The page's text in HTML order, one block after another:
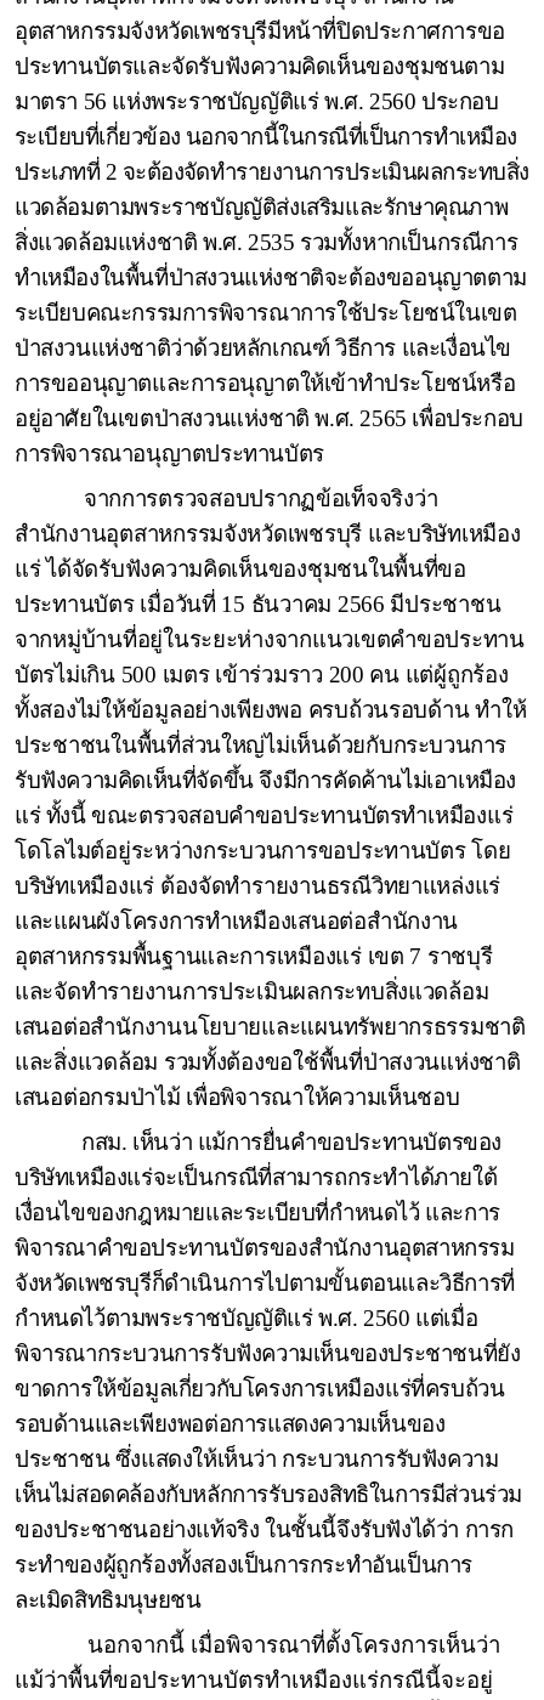
อุตสาหกรรมจังหวัดเพชรบุรีมีหน้าที่ปิดประกาศการขอ
ประทานบัตรและจัดรับฟังความคิดเห็นของชุมชนตาม
มาตรา 56 แห่งพระราชบัญญัติแร่ พ.ศ. 2560 ประกอบ
ระเบียบที่เกี่ยวข้อง นอกจากนี้ในกรณีที่เป็นการทำเหมือง
ประเภทที่ 2 จะต้องจัดทำรายงานการประเมินผลกระทบสิ่ง
แวดล้อมตามพระราชบัญญัติส่งเสริมและรักษาคุณภาพ
สิ่งแวดล้อมแห่งชาติ พ.ศ. 2535 รวมทั้งหากเป็นกรณีการ
ทำเหมืองในพื้นที่ป่าสงวนแห่งชาติจะต้องขออนุญาตตาม
ระเบียบคณะกรรมการพิจารณาการใช้ประโยชน์ในเขต
ป่าสงวนแห่งชาติว่าด้วยหลักเกณฑ์ วิธีการ และเงื่อนไข
การขออนุญาตและการอนุญาตให้เข้าทำประโยชน์หรือ
อยู่อาศัยในเขตป่าสงวนแห่งชาติ พ.ศ. 2565 เพื่อประกอบ
การพิจารณาอนุญาตประทานบัตร
จากการตรวจสอบปรากฏข้อเท็จจริงว่า
สำนักงานอุตสาหกรรมจังหวัดเพชรบุรี และบริษัทเหมือง
แร่ ได้จัดรับฟังความคิดเห็นของชุมชนในพื้นที่ขอ
ประทานบัตร เมื่อวันที่ 15 ธันวาคม 2566 มีประชาชน
จากหมู่บ้านที่อยู่ในระยะห่างจากแนวเขตคำขอประทาน
บัตรไม่เกิน 500 เมตร เข้าร่วมราว 200 คน แต่ผู้ถูกร้อง
ทั้งสองไม่ให้ข้อมูลอย่างเพียงพอ ครบถ้วนรอบด้าน ทำให้
ประชาชนในพื้นที่ส่วนใหญ่ไม่เห็นด้วยกับกระบวนการ
รับฟังความคิดเห็นที่จัดขึ้น จึงมีการคัดค้านไม่เอาเหมือง
แร่ ทั้งนี้ ขณะตรวจสอบคำขอประทานบัตรทำเหมืองแร่
โดโลไมต์อยู่ระหว่างกระบวนการขอประทานบัตร โดย
บริษัทเหมืองแร่ ต้องจัดทำรายงานธรณีวิทยาแหล่งแร่
และแผนผังโครงการทำเหมืองเสนอต่อสำนักงาน
อุตสาหกรรมพื้นฐานและการเหมืองแร่ เขต 7 ราชบุรี
และจัดทำรายงานการประเมินผลกระทบสิ่งแวดล้อม
เสนอต่อสำนักงานนโยบายและแผนทรัพยากรธรรมชาติ
และสิ่งแวดล้อม รวมทั้งต้องขอใช้พื้นที่ป่าสงวนแห่งชาติ
เสนอต่อกรมป่าไม้ เพื่อพิจารณาให้ความเห็นชอบ
กสม. เห็นว่า แม้การยื่นคำขอประทานบัตรของ
บริษัทเหมืองแร่จะเป็นกรณีที่สามารถกระทำได้ภายใต้
เงื่อนไขของกฎหมายและระเบียบที่กำหนดไว้ และการ
พิจารณาคำขอประทานบัตรของสำนักงานอุตสาหกรรม
จังหวัดเพชรบุรีก็ดำเนินการไปตามขั้นตอนและวิธีการที่
กำหนดไว้ตามพระราชบัญญัติแร่ พ.ศ. 2560 แต่เมื่อ
พิจารณากระบวนการรับฟังความเห็นของประชาชนที่ยัง
ขาดการให้ข้อมูลเกี่ยวกับโครงการเหมืองแร่ที่ครบถ้วน
รอบด้านและเพียงพอต่อการแสดงความเห็นของ
ประชาชน ซึ่งแสดงให้เห็นว่า กระบวนการรับฟังความ
เห็นไม่สอดคล้องกับหลักการรับรองสิทธิในการมีส่วนร่วม
ของประชาชนอย่างแท้จริง ในชั้นนี้จึงรับฟังได้ว่า การก
ระทำของผู้ถูกร้องทั้งสองเป็นการกระทำอันเป็นการ
ละเมิดสิทธิมนุษยชน
นอกจากนี้ เมื่อพิจารณาที่ตั้งโครงการเห็นว่า
แม้ว่าพื้นที่ขอประทานบัตรทำเหมืองแร่กรณีนี้จะอยู่